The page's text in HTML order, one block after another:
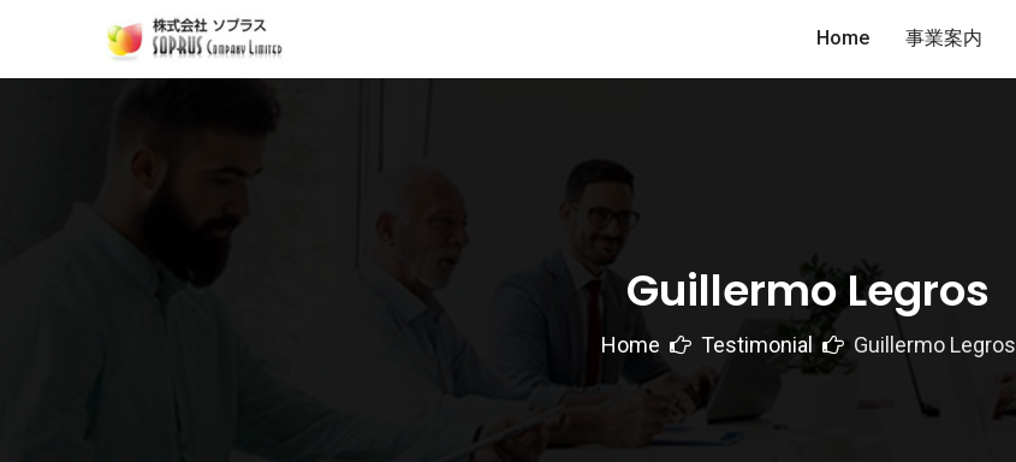
Home 事業案内
Guillermo Legros
Home Testimonial Guillermo Legros